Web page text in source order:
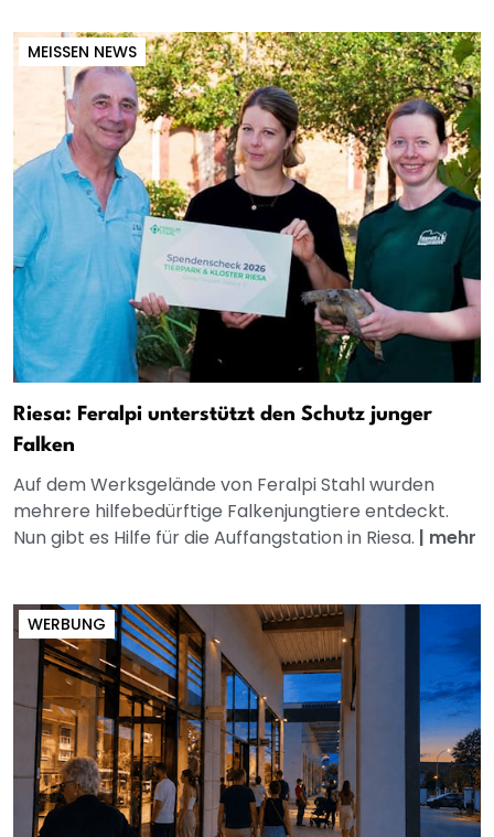
MEISSEN NEWS
Riesa: Feralpi unterstützt den Schutz junger
Falken
Auf dem Werksgelände von Feralpi Stahl wurden
mehrere hilfebedürftige Falkenjungtiere entdeckt.
Nun gibt es Hilfe für die Auffangstation in Riesa. | mehr
WERBUNG